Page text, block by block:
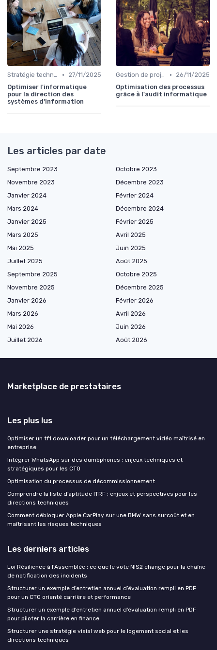
Stratégie technologique •
27/11/2025
Optimiser l'informatique
pour la direction des
systèmes d'information
Gestion de projet •
26/11/2025
Optimisation des processus
grâce à l'audit informatique
Les articles par date
Septembre 2023
Octobre 2023
Novembre 2023
Décembre 2023
Janvier 2024
Février 2024
Mars 2024
Décembre 2024
Janvier 2025
Février 2025
Mars 2025
Avril 2025
Mai 2025
Juin 2025
Juillet 2025
Août 2025
Septembre 2025
Octobre 2025
Novembre 2025
Décembre 2025
Janvier 2026
Février 2026
Mars 2026
Avril 2026
Mai 2026
Juin 2026
Juillet 2026
Août 2026
Marketplace de prestataires
Les plus lus
Optimiser un tf1 downloader pour un téléchargement vidéo maîtrisé en
entreprise
Intégrer WhatsApp sur des dumbphones : enjeux techniques et
stratégiques pour les CTO
Optimisation du processus de décommissionnement
Comprendre la liste d’aptitude ITRF : enjeux et perspectives pour les
directions techniques
Comment débloquer Apple CarPlay sur une BMW sans surcoût et en
maîtrisant les risques techniques
Les derniers articles
Loi Résilience à l'Assemblée : ce que le vote NIS2 change pour la chaîne
de notification des incidents
Structurer un exemple d’entretien annuel d’évaluation rempli en PDF
pour un CTO orienté carrière et performance
Structurer un exemple d’entretien annuel d’évaluation rempli en PDF
pour piloter la carrière en finance
Structurer une stratégie visial web pour le logement social et les
directions techniques